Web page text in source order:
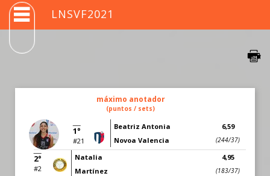
LNSVF2021
máximo anotador
(puntos / sets)
1°
#21
Beatriz Antonia
Novoa Valencia
6,59
(244/37)
2°
#2
Natalia
Martínez
4,95
(183/37)